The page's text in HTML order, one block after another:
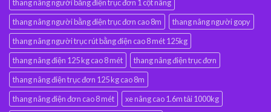
thang nâng người bằng điện trục đơn 1 cột nâng
thang nâng người bằng điện trục đơn cao 8m
thang nâng người gopy
thang nâng người trục rút bằng điện cao 8 mét 125kg
thang nâng điện 125 kg cao 8 mét
thang nâng điện trục đơn
thang nâng điện trục đơn 125 kg cao 8m
thang nâng điện đơn cao 8 mét
xe nâng cao 1.6m tải 1000kg